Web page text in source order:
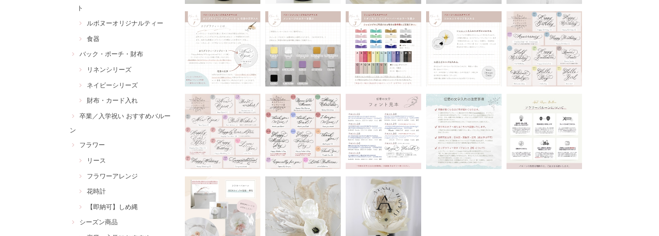
ト
ルボヌーオリジナルティー
食器
バック・ポーチ・財布
リネンシリーズ
ネイビーシリーズ
財布・カード入れ
卒業／入学祝い おすすめバルー
ン
フラワー
リース
フラワーアレンジ
花時計
【即納可】しめ縄
シーズン商品